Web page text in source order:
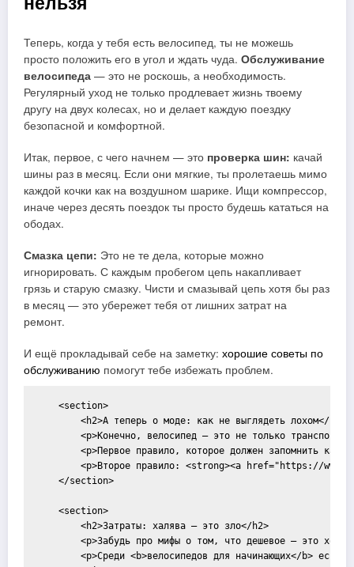
Теперь, когда у тебя есть велосипед, ты не можешь
просто положить его в угол и ждать чуда. Обслуживание
велосипеда — это не роскошь, а необходимость.
Регулярный уход не только продлевает жизнь твоему
другу на двух колесах, но и делает каждую поездку
безопасной и комфортной.
Итак, первое, с чего начнем — это проверка шин: качай
шины раз в месяц. Если они мягкие, ты пролетаешь мимо
каждой кочки как на воздушном шарике. Ищи компрессор,
иначе через десять поездок ты просто будешь кататься на
ободах.
Смазка цепи: Это не те дела, которые можно
игнорировать. С каждым пробегом цепь накапливает
грязь и старую смазку. Чисти и смазывай цепь хотя бы раз
в месяц — это убережет тебя от лишних затрат на
ремонт.
И ещё прокладывай себе на заметку: хорошие советы по
обслуживанию помогут тебе избежать проблем.
    <section>
        <h2>А теперь о моде: как не выглядеть лохом</h2>
<p>Конечно, велосипед — это не только
<p>Первое правило, которое должен запомнить
<p>Второе правило: <strong><a href="https://
    </section>
    <section>
        <h2>Затраты: халява — это зло</h2>
<p>Забудь про мифы о том, что дешевое — это
<p>Среди <b>велосипедов для начинающих</b> есть